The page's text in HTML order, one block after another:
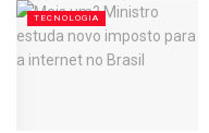
TECNOLOGIA